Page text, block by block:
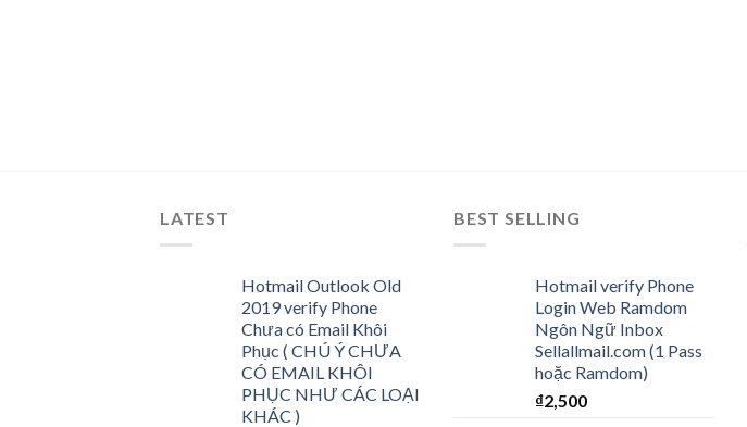
LATEST
Hotmail Outlook Old
2019 verify Phone
Chưa có Email Khôi
Phục ( CHÚ Ý CHƯA
CÓ EMAIL KHÔI
PHỤC NHƯ CÁC LOẠI
KHÁC )
BEST SELLING
Hotmail verify Phone
Login Web Ramdom
Ngôn Ngữ Inbox
Sellallmail.com (1 Pass
hoặc Ramdom)
₫2,500